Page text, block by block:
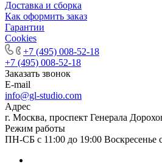
Доставка и сборка
Как оформить заказ
Гapaнтии
Cookies
+7 (495) 008-52-18
+7 (495) 008-52-18
Заказать звонок
E-mail
info@gl-studio.com
Адрес
г. Москва, проспект Генерала
Режим работы
ПН-СБ с 11:00 до 19:00 Воскресенье